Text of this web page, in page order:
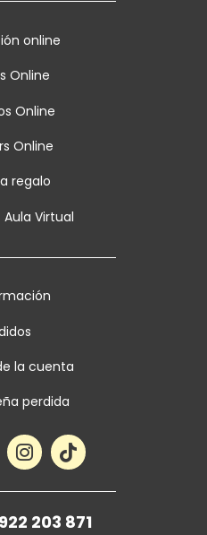
online
Online
Online
Online
regalo
Virtual
la cuenta
perdida
203 871